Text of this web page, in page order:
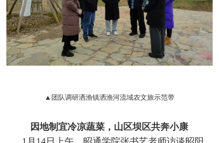
▲团队调研洒渔镇洒渔河流域农文旅示范带
因地制宜冷凉蔬菜，山区坝区共奔小康